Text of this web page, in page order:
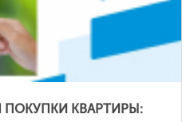
КВАРТИРЫ: